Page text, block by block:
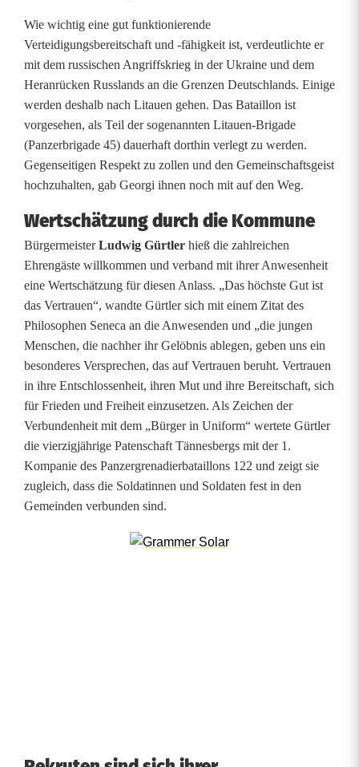
d
a
t
e
n
u
d
S
o
l
d
a
t
i
n
n
Wie wichtig eine gut funktionierende
Verteidigungsbereitschaft und -fähigkeit ist, verdeutlichte er
mit dem russischen Angriffskrieg in der Ukraine und dem
Heranrücken Russlands an die Grenzen Deutschlands. Einige
werden deshalb nach Litauen gehen. Das Bataillon ist
vorgesehen, als Teil der sogenannten Litauen-Brigade
(Panzerbrigade 45) dauerhaft dorthin verlegt zu werden.
Gegenseitigen Respekt zu zollen und den Gemeinschaftsgeist
hochzuhalten, gab Georgi ihnen noch mit auf den Weg.
Wertschätzung durch die Kommune
BürgermeisterLudwig Gürtler hieß die zahlreichen
Ehrengäste willkommen und verband mit ihrer Anwesenheit
eine Wertschätzung für diesen Anlass. „Das höchste Gut ist
das Vertrauen“, wandte Gürtler sich mit einem Zitat des
Philosophen Seneca an die Anwesenden und „die jungen
Menschen, die nachher ihr Gelöbnis ablegen, geben uns ein
besonderes Versprechen, das auf Vertrauen beruht. Vertrauen
in ihre Entschlossenheit, ihren Mut und ihre Bereitschaft, sich
für Frieden und Freiheit einzusetzen. Als Zeichen der
Verbundenheit mit dem „Bürger in Uniform“ wertete Gürtler
die vierzigjährige Patenschaft Tännesbergs mit der 1.
Kompanie des Panzergrenadierbataillons 122 und zeigt sie
zugleich, dass die Soldatinnen und Soldaten fest in den
Gemeinden verbunden sind.